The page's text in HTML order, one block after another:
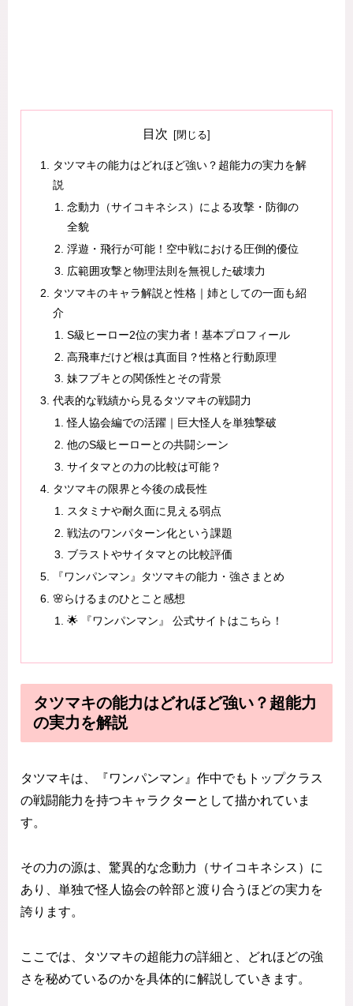
目次
タツマキの能力はどれほど強い？超能力の実力を解
説
念動力（サイコキネシス）による攻撃・防御の
全貌
浮遊・飛行が可能！空中戦における圧倒的優位
広範囲攻撃と物理法則を無視した破壊力
タツマキのキャラ解説と性格｜姉としての一面も紹
介
S級ヒーロー2位の実力者！基本プロフィール
高飛車だけど根は真面目？性格と行動原理
妹フブキとの関係性とその背景
代表的な戦績から見るタツマキの戦闘力
怪人協会編での活躍｜巨大怪人を単独撃破
他のS級ヒーローとの共闘シーン
サイタマとの力の比較は可能？
タツマキの限界と今後の成長性
スタミナや耐久面に見える弱点
戦法のワンパターン化という課題
ブラストやサイタマとの比較評価
『ワンパンマン』タツマキの能力・強さまとめ
🌸らけるまのひとこと感想
🌟 『ワンパンマン』 公式サイトはこちら！
タツマキの能力はどれほど強い？超能力
の実力を解説
タツマキは、『ワンパンマン』作中でもトップクラス
の戦闘能力を持つキャラクターとして描かれていま
す。
その力の源は、驚異的な念動力（サイコキネシス）に
あり、単独で怪人協会の幹部と渡り合うほどの実力を
誇ります。
ここでは、タツマキの超能力の詳細と、どれほどの強
さを秘めているのかを具体的に解説していきます。